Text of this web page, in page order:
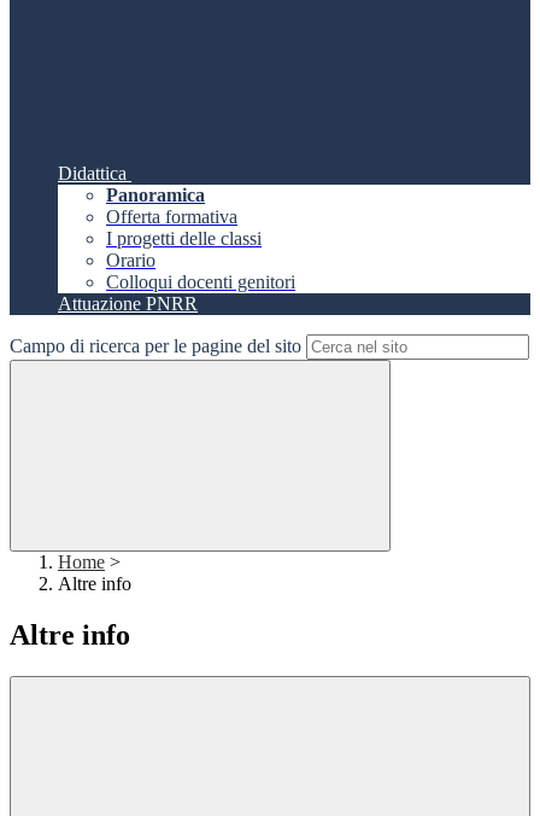
Didattica
Panoramica
Offerta formativa
I progetti delle classi
Orario
Colloqui docenti genitori
Attuazione PNRR
Campo di ricerca per le pagine del sito
Home >
Altre info
Altre info